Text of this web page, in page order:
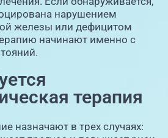
нарушением
железы или дефицитом
начинают именно с
терапия
назначают в трех случаях: